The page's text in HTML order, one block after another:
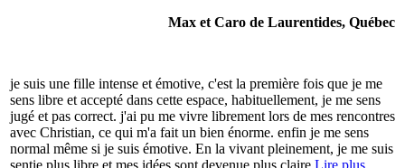
Max et Caro de Laurentides, Québec
je suis une fille intense et émotive, c'est la première fois que je me
sens libre et accepté dans cette espace, habituellement, je me sens
jugé et pas correct. j'ai pu me vivre librement lors de mes rencontres
avec Christian, ce qui m'a fait un bien énorme. enfin je me sens
normal même si je suis émotive. En la vivant pleinement, je me suis
sentie plus libre et mes idées sont devenue plus claire Lire plus